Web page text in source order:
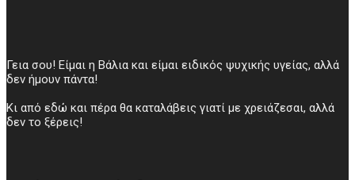
Γεια σου! Είμαι η Βάλια και είμαι ειδικός ψυχικής υγείας, αλλά
δεν ήμουν πάντα!
Κι από εδώ και πέρα θα καταλάβεις γιατί με χρειάζεσαι, αλλά
δεν το ξέρεις!